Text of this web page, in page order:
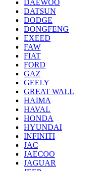
DAEWOO
DATSUN
DODGE
DONGFENG
EXEED
FAW
FIAT
FORD
GAZ
GEELY
GREAT WALL
HAIMA
HAVAL
HONDA
HYUNDAI
INFINITI
JAC
JAECOO
JAGUAR